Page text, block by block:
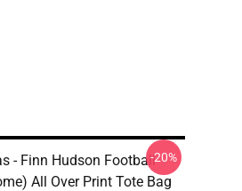
- Finn Hudson Football
All Over Print Tote Bag
-20%